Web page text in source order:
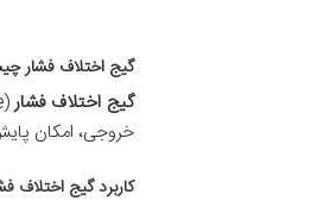
گیج اختلاف فشار
گیج اختلاف فشار
خروجی، امکان
کاربرد گیج اختلاف